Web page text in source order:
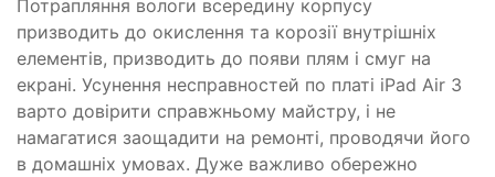
Потрапляння вологи всередину корпусу
призводить до окислення та корозії внутрішніх
елементів, призводить до появи плям і смуг на
екрані. Усунення несправностей по платі iPad Air 3
варто довірити справжньому майстру, і не
намагатися заощадити на ремонті, проводячи його
в домашніх умовах. Дуже важливо обережно